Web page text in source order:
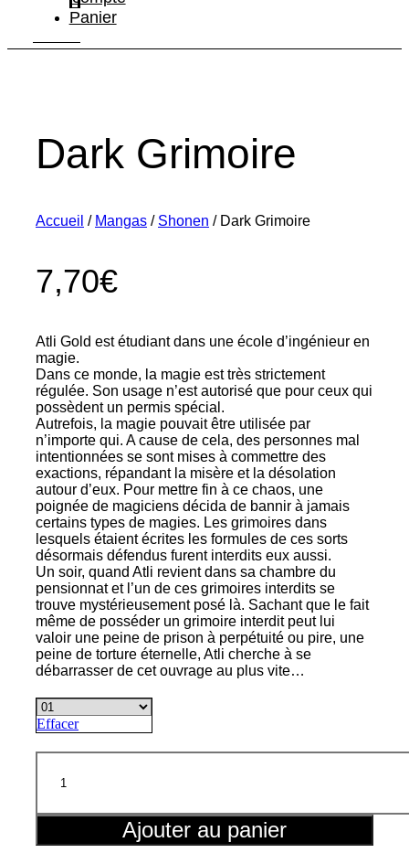
Panier
Dark Grimoire
Accueil / Mangas / Shonen / Dark Grimoire
7,70€
Atli Gold est étudiant dans une école d’ingénieur en
magie.
Dans ce monde, la magie est très strictement
régulée. Son usage n’est autorisé que pour ceux qui
possèdent un permis spécial.
Autrefois, la magie pouvait être utilisée par
n’importe qui. A cause de cela, des personnes mal
intentionnées se sont mises à commettre des
exactions, répandant la misère et la désolation
autour d’eux. Pour mettre fin à ce chaos, une
poignée de magiciens décida de bannir à jamais
certains types de magies. Les grimoires dans
lesquels étaient écrites les formules de ces sorts
désormais défendus furent interdits eux aussi.
Un soir, quand Atli revient dans sa chambre du
pensionnat et l’un de ces grimoires interdits se
trouve mystérieusement posé là. Sachant que le fait
même de posséder un grimoire interdit peut lui
valoir une peine de prison à perpétuité ou pire, une
peine de torture éternelle, Atli cherche à se
débarrasser de cet ouvrage au plus vite…
Effacer
quantité
Dark
Ajouter au panier